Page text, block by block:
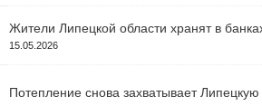
Жители Липецкой области хранят в
15.05.2026
Потепление снова захватывает Липецкую